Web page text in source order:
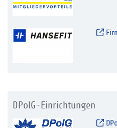
DPolG-Einrichtungen